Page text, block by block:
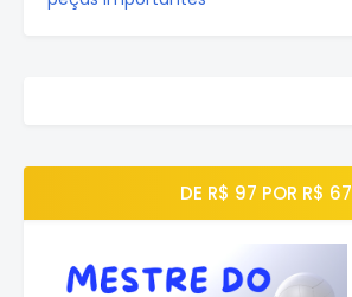
DE R$ 97 POR R$ 67